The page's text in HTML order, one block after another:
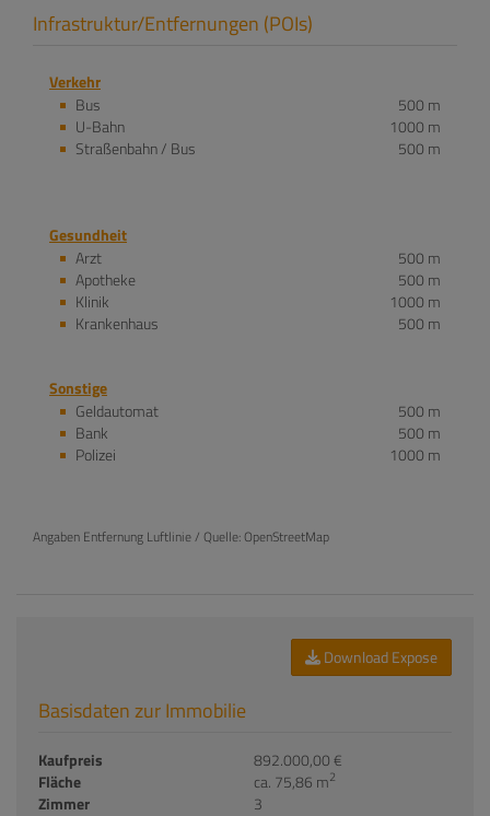
Infrastruktur/Entfernungen (POIs)
Verkehr
Bus
500 m
U-Bahn
1000 m
Straßenbahn / Bus
500 m
Gesundheit
Arzt
500 m
Apotheke
500 m
Klinik
1000 m
Krankenhaus
500 m
Sonstige
Geldautomat
500 m
Bank
500 m
Polizei
1000 m
Angaben Entfernung Luftlinie / Quelle: OpenStreetMap
Download Expose
Basisdaten zur Immobilie
Kaufpreis
892.000,00 €
Fläche
ca. 75,86 m2
Zimmer 3